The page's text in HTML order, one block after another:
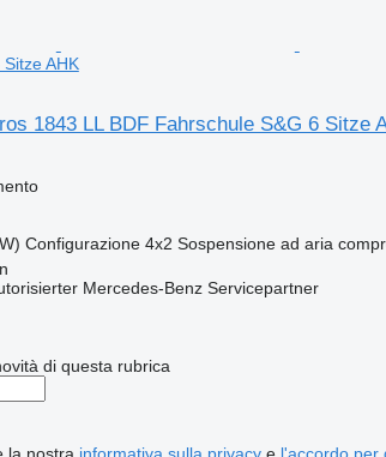
AHK
1843 LL BDF Fahrschule S&G 6 Sitze
Configurazione 4x2 Sospensione ad aria
Mercedes-Benz Servicepartner
di questa rubrica